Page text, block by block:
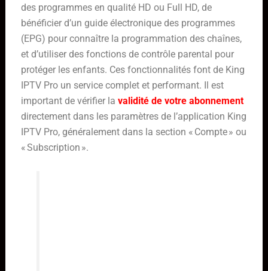
des programmes en qualité HD ou Full HD, de
bénéficier d’un guide électronique des programmes
(EPG) pour connaître la programmation des chaînes,
et d’utiliser des fonctions de contrôle parental pour
protéger les enfants. Ces fonctionnalités font de King
IPTV Pro un service complet et performant. Il est
important de vérifier la validité de votre abonnement
directement dans les paramètres de l’application King
IPTV Pro, généralement dans la section « Compte » ou
« Subscription ».